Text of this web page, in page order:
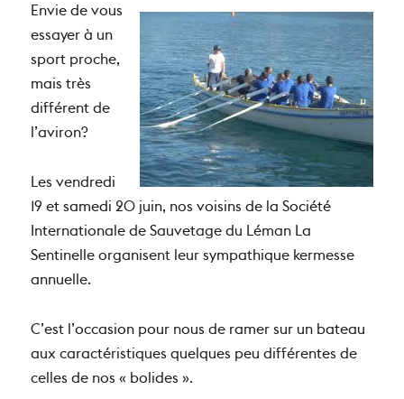
Envie de vous
essayer à un
sport proche,
mais très
différent de
l’aviron?
Les vendredi
19 et samedi 20 juin, nos voisins de la Société
Internationale de Sauvetage du Léman La
Sentinelle organisent leur sympathique kermesse
annuelle.
C’est l’occasion pour nous de ramer sur un bateau
aux caractéristiques quelques peu différentes de
celles de nos « bolides ».